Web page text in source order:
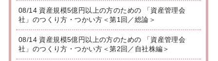
08/14 資産規模5億円以上の方のための 「資産管理会
社」のつくり方・つかい方＜第1回／総論＞
08/14 資産規模5億円以上の方のための 「資産管理会
社」のつくり方・つかい方＜第2回／自社株編＞